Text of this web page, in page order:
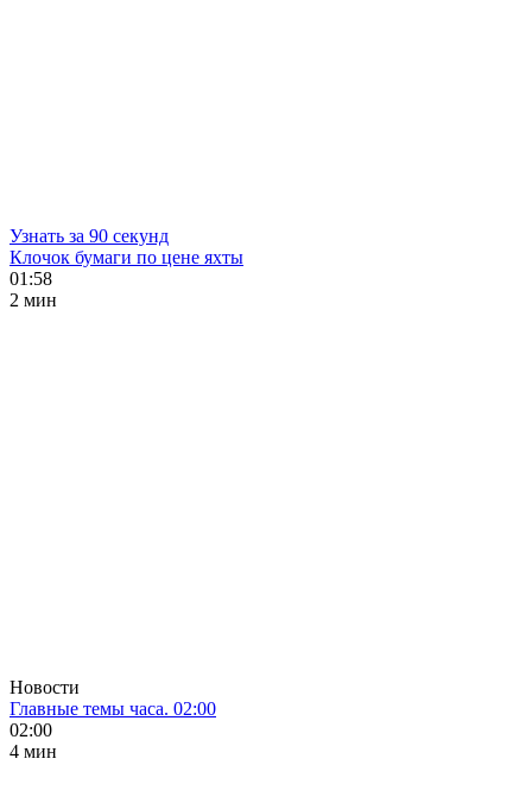
Узнать за 90 секунд
Клочок бумаги по цене яхты
01:58
2 мин
Новости
Главные темы часа. 02:00
02:00
4 мин